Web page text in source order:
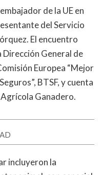
de la UE en
del Servicio
El encuentro
General de
Europea “Mejor
BTSF, y cuenta
Ganadero.
incluyeron la